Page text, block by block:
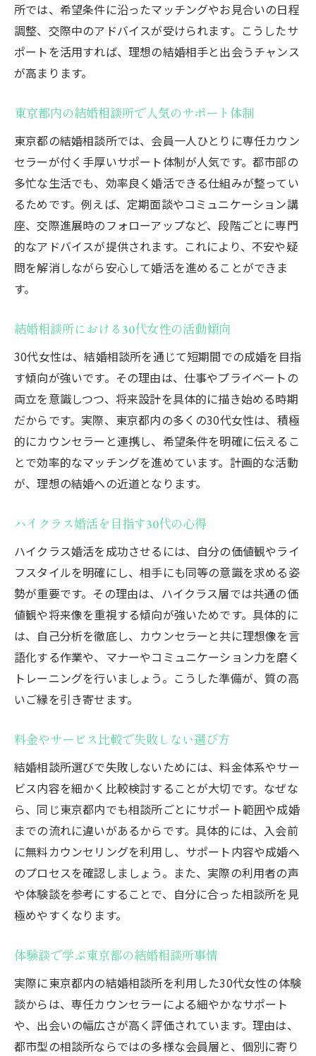
所では、希望条件に沿ったマッチングやお見合いの日程
調整、交際中のアドバイスが受けられます。こうしたサ
ポートを活用すれば、理想の結婚相手と出会うチャンス
が高まります。
東京都内の結婚相談所で人気のサポート体制
東京都の結婚相談所では、会員一人ひとりに専任カウン
セラーが付く手厚いサポート体制が人気です。都市部の
多忙な生活でも、効率良く婚活できる仕組みが整ってい
るためです。例えば、定期面談やコミュニケーション講
座、交際進展時のフォローアップなど、段階ごとに専門
的なアドバイスが提供されます。これにより、不安や疑
問を解消しながら安心して婚活を進めることができま
す。
結婚相談所における30代女性の活動傾向
30代女性は、結婚相談所を通じて短期間での成婚を目指
す傾向が強いです。その理由は、仕事やプライベートの
両立を意識しつつ、将来設計を具体的に描き始める時期
だからです。実際、東京都内の多くの30代女性は、積極
的にカウンセラーと連携し、希望条件を明確に伝えるこ
とで効率的なマッチングを進めています。計画的な活動
が、理想の結婚への近道となります。
ハイクラス婚活を目指す30代の心得
ハイクラス婚活を成功させるには、自分の価値観やライ
フスタイルを明確にし、相手にも同等の意識を求める姿
勢が重要です。その理由は、ハイクラス層では共通の価
値観や将来像を重視する傾向が強いためです。具体的に
は、自己分析を徹底し、カウンセラーと共に理想像を言
語化する作業や、マナーやコミュニケーション力を磨く
トレーニングを行いましょう。こうした準備が、質の高
いご縁を引き寄せます。
料金やサービス比較で失敗しない選び方
結婚相談所選びで失敗しないためには、料金体系やサー
ビス内容を細かく比較検討することが大切です。なぜな
ら、同じ東京都内でも相談所ごとにサポート範囲や成婚
までの流れに違いがあるからです。具体的には、入会前
に無料カウンセリングを利用し、サポート内容や成婚へ
のプロセスを確認しましょう。また、実際の利用者の声
や体験談を参考にすることで、自分に合った相談所を見
極めやすくなります。
体験談で学ぶ東京都の結婚相談所事情
実際に東京都内の結婚相談所を利用した30代女性の体験
談からは、専任カウンセラーによる細やかなサポート
や、出会いの幅広さが高く評価されています。理由は、
都市型の相談所ならではの多様な会員層と、個別に寄り